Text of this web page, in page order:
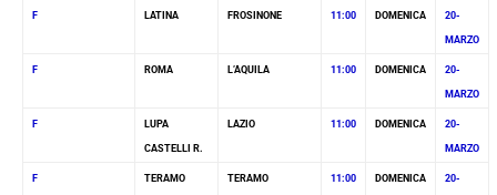
F LATINA FROSINONE 11:00 DOMENICA 20-
MARZO
F ROMA L’AQUILA 11:00 DOMENICA 20-
MARZO
F LUPA
CASTELLI R.
LAZIO 11:00 DOMENICA 20-
MARZO
F TERAMO TERAMO 11:00 DOMENICA 20-